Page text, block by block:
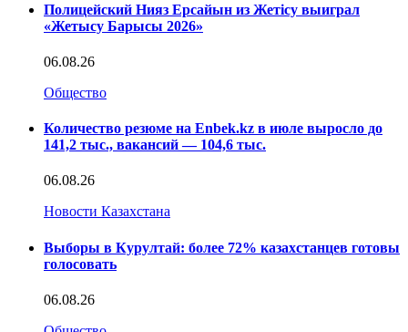
Полицейский Нияз Ерсайын из Жетісу выиграл
«Жетысу Барысы 2026»
06.08.26
Общество
Количество резюме на Enbek.kz в июле выросло до
141,2 тыс., вакансий — 104,6 тыс.
06.08.26
Новости Казахстана
Выборы в Курултай: более 72% казахстанцев готовы
голосовать
06.08.26